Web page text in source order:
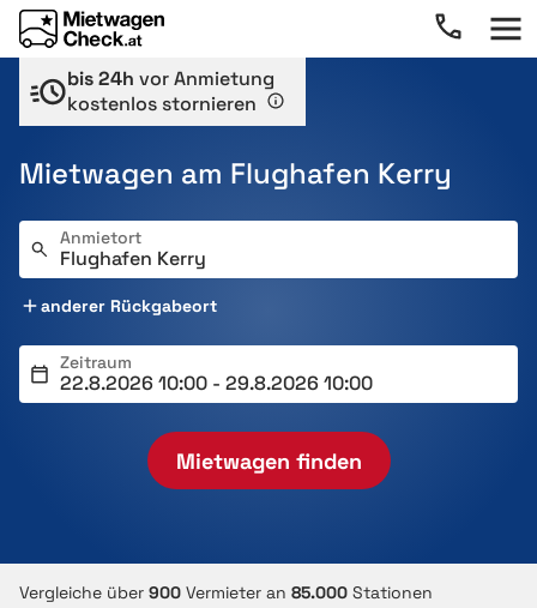
bis 24h vor Anmietung
kostenlos stornieren
Mietwagen am Flughafen Kerry
Anmietort
anderer Rückgabeort
Zeitraum
Mietwagen finden
Vergleiche über 900 Vermieter an 85.000 Stationen